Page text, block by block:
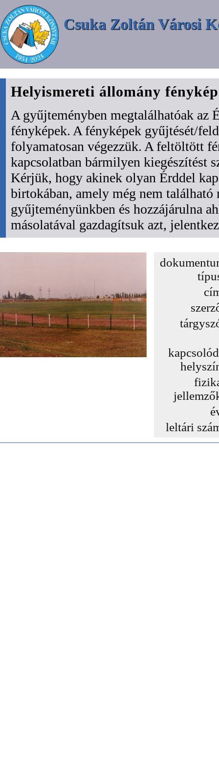
Csuka Zoltán Városi
Helyismereti állomány
A gyűjteményben megtalálhatóak az
fényképek. A fényképek gyűjtését/
folyamatosan végezzük. A feltöltött
kapcsolatban bármilyen kiegészítést
Kérjük, hogy akinek olyan Érddel
birtokában, amely még nem található
gyűjteményünkben és hozzájárulna
másolatával gazdagítsuk azt,
leltári